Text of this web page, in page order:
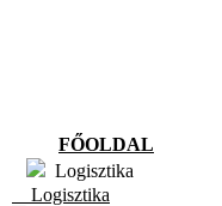
FŐOLDAL
Logisztika
Logisztika